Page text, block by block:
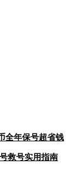
全年保号超省钱
救号实用指南